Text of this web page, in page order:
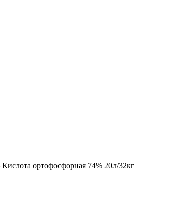
Кислота ортофосфорная 74% 20л/32кг